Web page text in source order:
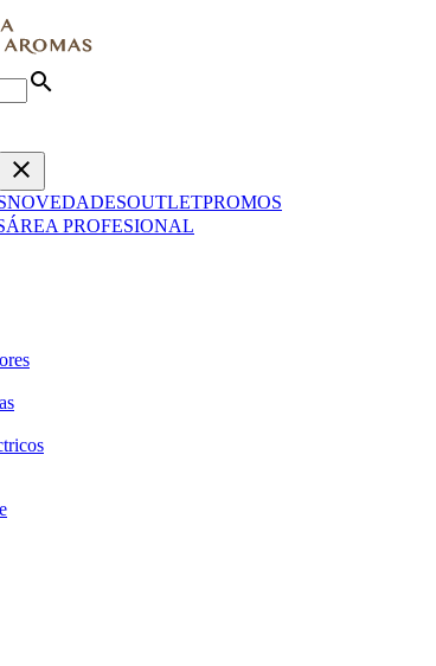
search
close
NOVEDADESOUTLETPROMOS
ÁREA PROFESIONAL